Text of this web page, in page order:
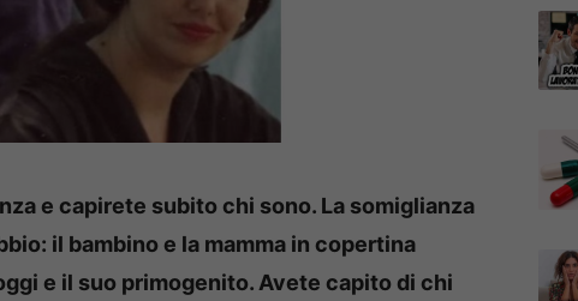
e capirete subito chi sono. La somiglianza
il bambino e la mamma in copertina
e il suo primogenito. Avete capito di chi